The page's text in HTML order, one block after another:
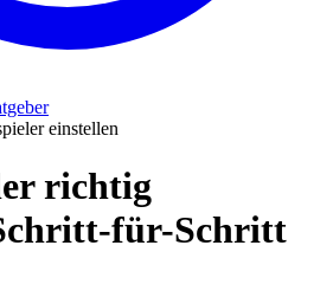
einstellen
richtig
für-Schritt